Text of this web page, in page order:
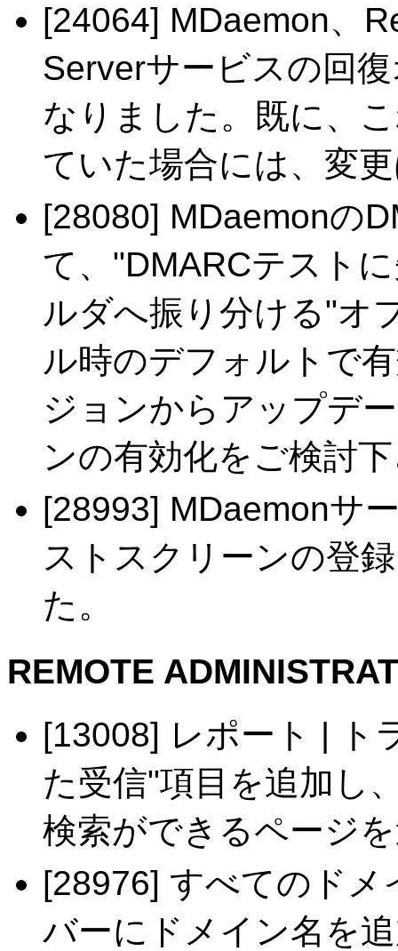
[24064] MDaemon、
Serverサービスの回
なりました。既に、
ていた場合には、変
[28080] MDaemonの
て、"DMARCテスト
ルダへ振り分ける"オ
ル時のデフォルトで
ジョンからアップデ
ンの有効化をご検討
[28993] MDaemonサ
ストスクリーンの登
た。
REMOTE
[13008] レポート | ト
た受信"項目を追加し
検索ができるページ
[28976] すべてのド
バーにドメイン名を